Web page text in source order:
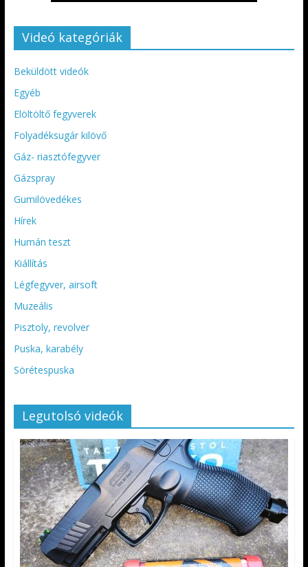
Videó kategóriák
Beküldött videók
Egyéb
Elöltöltő fegyverek
Folyadéksugár kilövő
Gáz- riasztófegyver
Gázspray
Gumilövedékes
Hírek
Humán teszt
Kiállítás
Légfegyver, airsoft
Muzeális
Pisztoly, revolver
Puska, karabély
Sörétespuska
Legutolsó videók